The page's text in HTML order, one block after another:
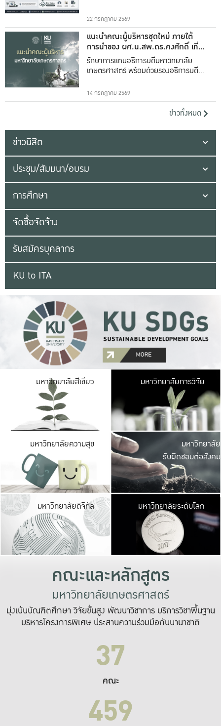
22 กรกฎาคม 2569
แนะนำคณะผู้บริหารชุดใหม่ ภายใต้
การนำของ ผศ.น.สพ.ดร.คงศักดิ์ เที่ยง
ธรรม
รักษาการแทนอธิการบดีมหาวิทยาลัย
เกษตรศาสตร์ พร้อมด้วยรองอธิการบดีทั้ง
14 กรกฎาคม 2569
ข่าวทั้งหมด
ข่าวนิสิต
ประชุม/สัมมนา/อบรม
การศึกษา
จัดซื้อจัดจ้าง
รับสมัครบุคลากร
KU to ITA
มหาวิทยาลัยสีเขียว มหาวิ
มีพื้นที่เขียวสดใส
เป็นป่าในเมือง เกษต
มหาวิทยาลัยการวิจัย
มหาวิทยาลัยความสุข มหาวิ
ค
เปิดประ
และพบเรื่องราวใ
มหาวิทยาลัย
รับผิดชอบต่อสังคม
มหาวิทยาลัยดิจิทัล มหาวิ
เปลี่ยนแปลง แล
เพื่อทำง
ระบบสารสนเทศ
มหาวิทยาลัยระดับโลก
คณะและหลักสูตร
มหาวิทยาลัยเกษตรศาสตร์
มุ่งเน้นบัณฑิตศึกษา วิจัยขั้นสูง พัฒนาวิชาการ บริการวิชาพื้นฐาน
บริหารโครงการพิเศษ ประสานความร่วมมือกับนานาชาติ
37
คณะ
459